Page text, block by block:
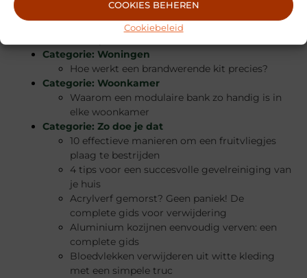
COOKIES BEHEREN
Cookiebeleid
droomt van een authentieke houten Blokhut
Technologie achter automatische
Categorie: Woningen
Hoe werkt een brandwerende kit precies?
Categorie: Woonkamer
Waarom een modulaire bank zo handig is in
elke woonkamer
Categorie: Zo doe je dat
10 effectieve manieren om een fruitvliegjes
plaag te bestrijden
4 tips voor een succesvolle gevelreiniging van
je huis
Acrylverf gemorst? Geen paniek! De
complete gids voor verwijdering
Aluminium kozijnen eenvoudig verven: een
complete gids
Bloedvlekken verwijderen uit witte kleding
met een simpele truc